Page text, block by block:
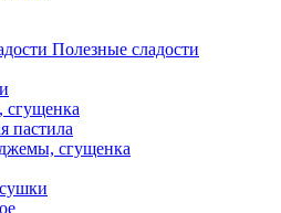
Полезные сладости
сгущенка
пастила
сгущенка